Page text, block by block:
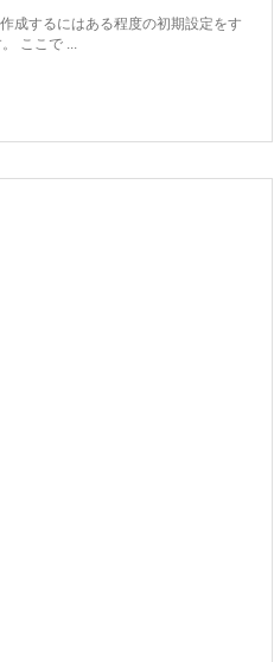
成するにはある程度の初期設定をす
ここで ...